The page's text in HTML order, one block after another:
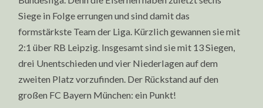
Siege in Folge errungen und sind damit das
formstärkste Team der Liga. Kürzlich gewannen sie mit
2:1 über RB Leipzig. Insgesamt sind sie mit 13 Siegen,
drei Unentschieden und vier Niederlagen auf dem
zweiten Platz vorzufinden. Der Rückstand auf den
großen FC Bayern München: ein Punkt!